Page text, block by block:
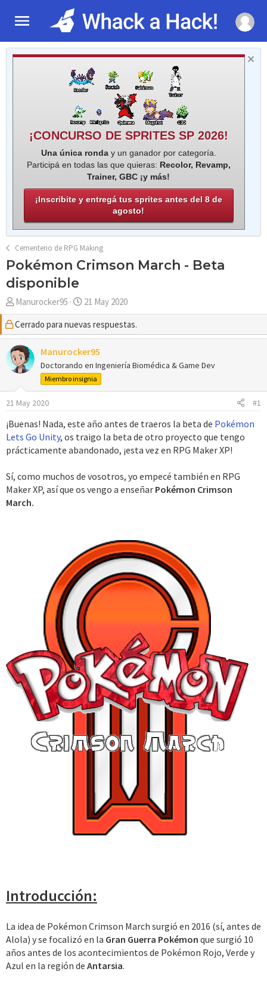
¡CONCURSO DE SPRITES SP 2026!
Una única ronday un ganador por categoría.
Participá en todas las que quieras: Recolor, Revamp,
Trainer, GBC ¡y más!
¡Inscribite y entregá tus sprites antes del 8 de
agosto!
Cementerio de RPG Making
Pokémon Crimson March - Beta
disponible
A
u
t
o
r
Manurocker95
F
e
c
h
a
d
e
i
c
i
o
21 May 2020
Cerrado para nuevas respuestas.
Manurocker95
Doctorando en Ingeniería Biomédica & Game Dev
Miembro insignia
21 May 2020 #1
¡Buenas! Nada, este año antes de traeros la beta de Pokémon
Lets Go Unity, os traigo la beta de otro proyecto que tengo
prácticamente abandonado, ¡esta vez en RPG Maker XP!
Sí, como muchos de vosotros, yo empecé también en RPG
Maker XP, así que os vengo a enseñar Pokémon Crimson
March.
Introducción:
La idea de Pokémon Crimson March surgió en 2016 (sí, antes de
Alola) y se focalizó en la Gran Guerra Pokémon que surgió 10
años antes de los acontecimientos de Pokémon Rojo, Verde y
Azul en la región de Antarsia.